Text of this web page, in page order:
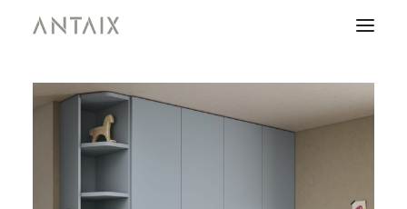
PRODUCTOS
CATÁLOGOS